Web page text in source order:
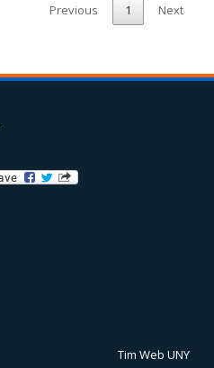
Previous 1
Next
Tim Web UNY